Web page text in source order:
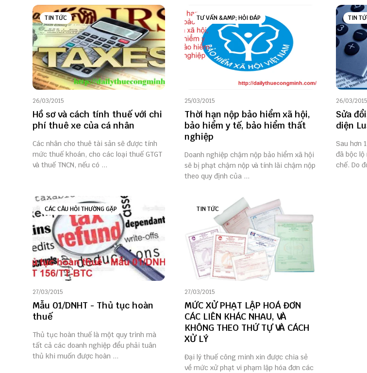
TIN TỨC
26/03/2015
Hồ sơ và cách tính thuế với chi
phí thuê xe của cá nhân
Các nhân cho thuê tài sản sẽ được tính
mức thuế khoán, cho các loại thuế GTGT
và thuế TNCN, nếu có ...
TƯ VẤN &AMP; HỎI ĐÁP
25/03/2015
Thời hạn nộp bảo hiểm xã hội,
bảo hiểm y tế, bảo hiểm thất
nghiệp
Doanh nghiệp chậm nộp bảo hiểm xã hội
sẽ bị phạt chậm nộp và tính lãi chậm nộp
theo quy định của ...
TIN
26/03/2015
Sửa
diện
Sau hơn
đã bộc
chế. Do
CÁC CÂU HỎI THƯỜNG GẶP
27/03/2015
Mẫu 01/DNHT - Thủ tục hoàn
thuế
Thủ tục hoàn thuế là một quy trình mà
tất cả các doanh nghiệp đểu phải tuân
thủ khi muốn được hoàn ...
TIN TỨC
27/03/2015
MỨC XỬ PHẠT LẬP HOÁ ĐƠN
CÁC LIÊN KHÁC NHAU, VÀ
KHÔNG THEO THỨ TỰ VÀ CÁCH
XỬ LÝ
Đại lý thuế công minh xin được chia sẻ
về mức xử phạt vi phạm lập hóa đơn các